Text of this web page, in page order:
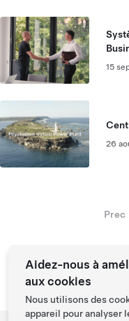
15
26
Prec
Aidez-nous à
aux cookies
Nous utilisons des
appareil pour analyser